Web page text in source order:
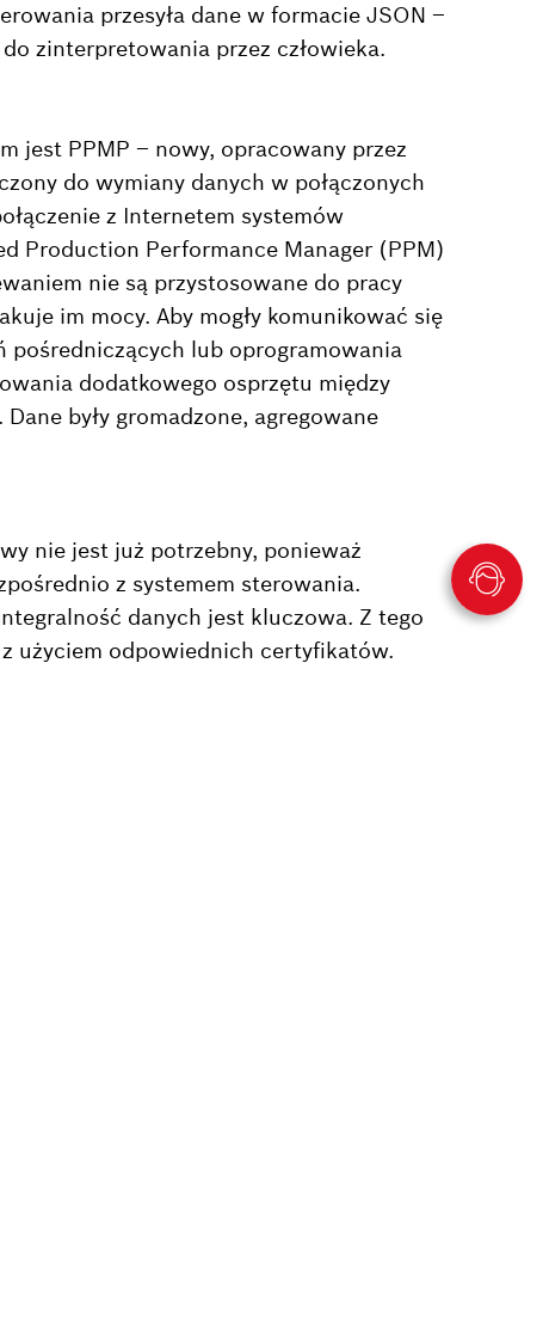
przesyła dane w formacie JSON –
zinterpretowania przez człowieka.
jest PPMP – nowy, opracowany przez
do wymiany danych w połączonych
z Internetem systemów
Production Performance Manager (PPM)
nie są przystosowane do pracy
im mocy. Aby mogły komunikować się
pośredniczących lub oprogramowania
dodatkowego osprzętu między
były gromadzone, agregowane
nie jest już potrzebny, ponieważ
z systemem sterowania.
danych jest kluczowa. Z tego
użyciem odpowiednich certyfikatów.